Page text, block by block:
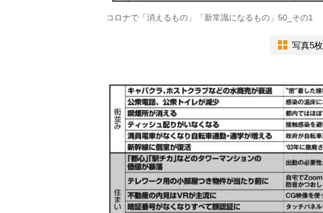
コロナで「消えるもの」「新常識になるもの」50_その1
写真5枚